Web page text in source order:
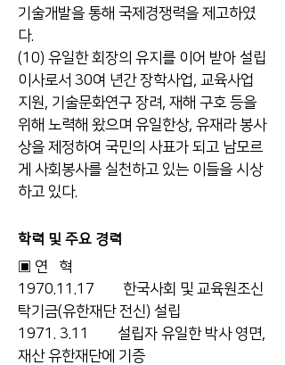
기술개발을 통해 국제경쟁력을 제고하였
다.
(10) 유일한 회장의 유지를 이어 받아 설립
이사로서 30여 년간 장학사업, 교육사업
지원, 기술문화연구 장려, 재해 구호 등을
위해 노력해 왔으며 유일한상, 유재라 봉사
상을 제정하여 국민의 사표가 되고 남모르
게 사회봉사를 실천하고 있는 이들을 시상
하고 있다.
학력 및 주요 경력
▣ 연 혁
1970.11.17 한국사회 및 교육원조신
탁기금(유한재단 전신) 설립
1971. 3.11 설립자 유일한 박사 영면,
재산 유한재단에 기증